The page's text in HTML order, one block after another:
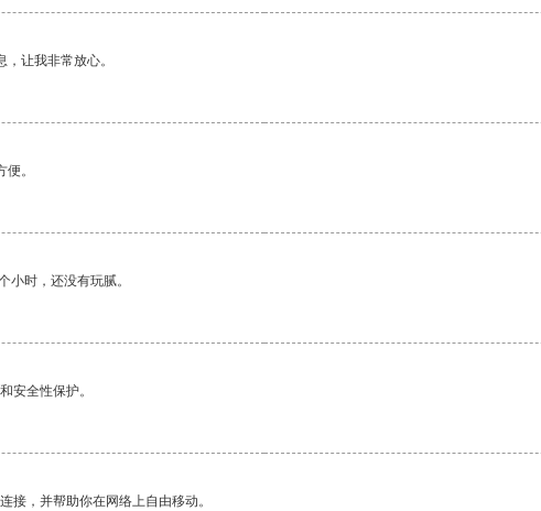
让我非常放心。
。
小时，还没有玩腻。
安全性保护。
接，并帮助你在网络上自由移动。